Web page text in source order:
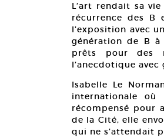
L’art rendait sa
récurrence des B
l’exposition avec
génération de B
prêts pour des
l’anecdotique
Isabelle Le
internationale
récompensé pour
de la Cité, elle
qui ne s’attendait